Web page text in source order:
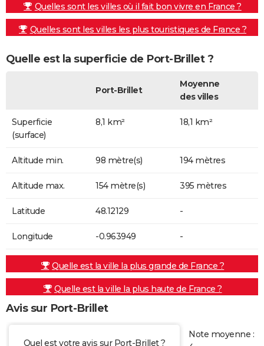
Quelles sont les villes où il fait bon vivre en France ?
Quelles sont les villes les plus touristiques de France ?
Quelle est la superficie de Port-Brillet ?
Port-Brillet
Moyenne
des villes
Superficie
(surface)
8,1 km² 18,1 km²
Altitude min. 98 mètre(s) 194 mètres
Altitude max. 154 mètre(s) 395 mètres
Latitude 48.12129 -
Longitude -0.963949 -
Quelle est la ville la plus grande de France ?
Quelle est la ville la plus haute de France ?
Avis sur Port-Brillet
Quel est votre avis sur Port-Brillet ?
Note moyenne :